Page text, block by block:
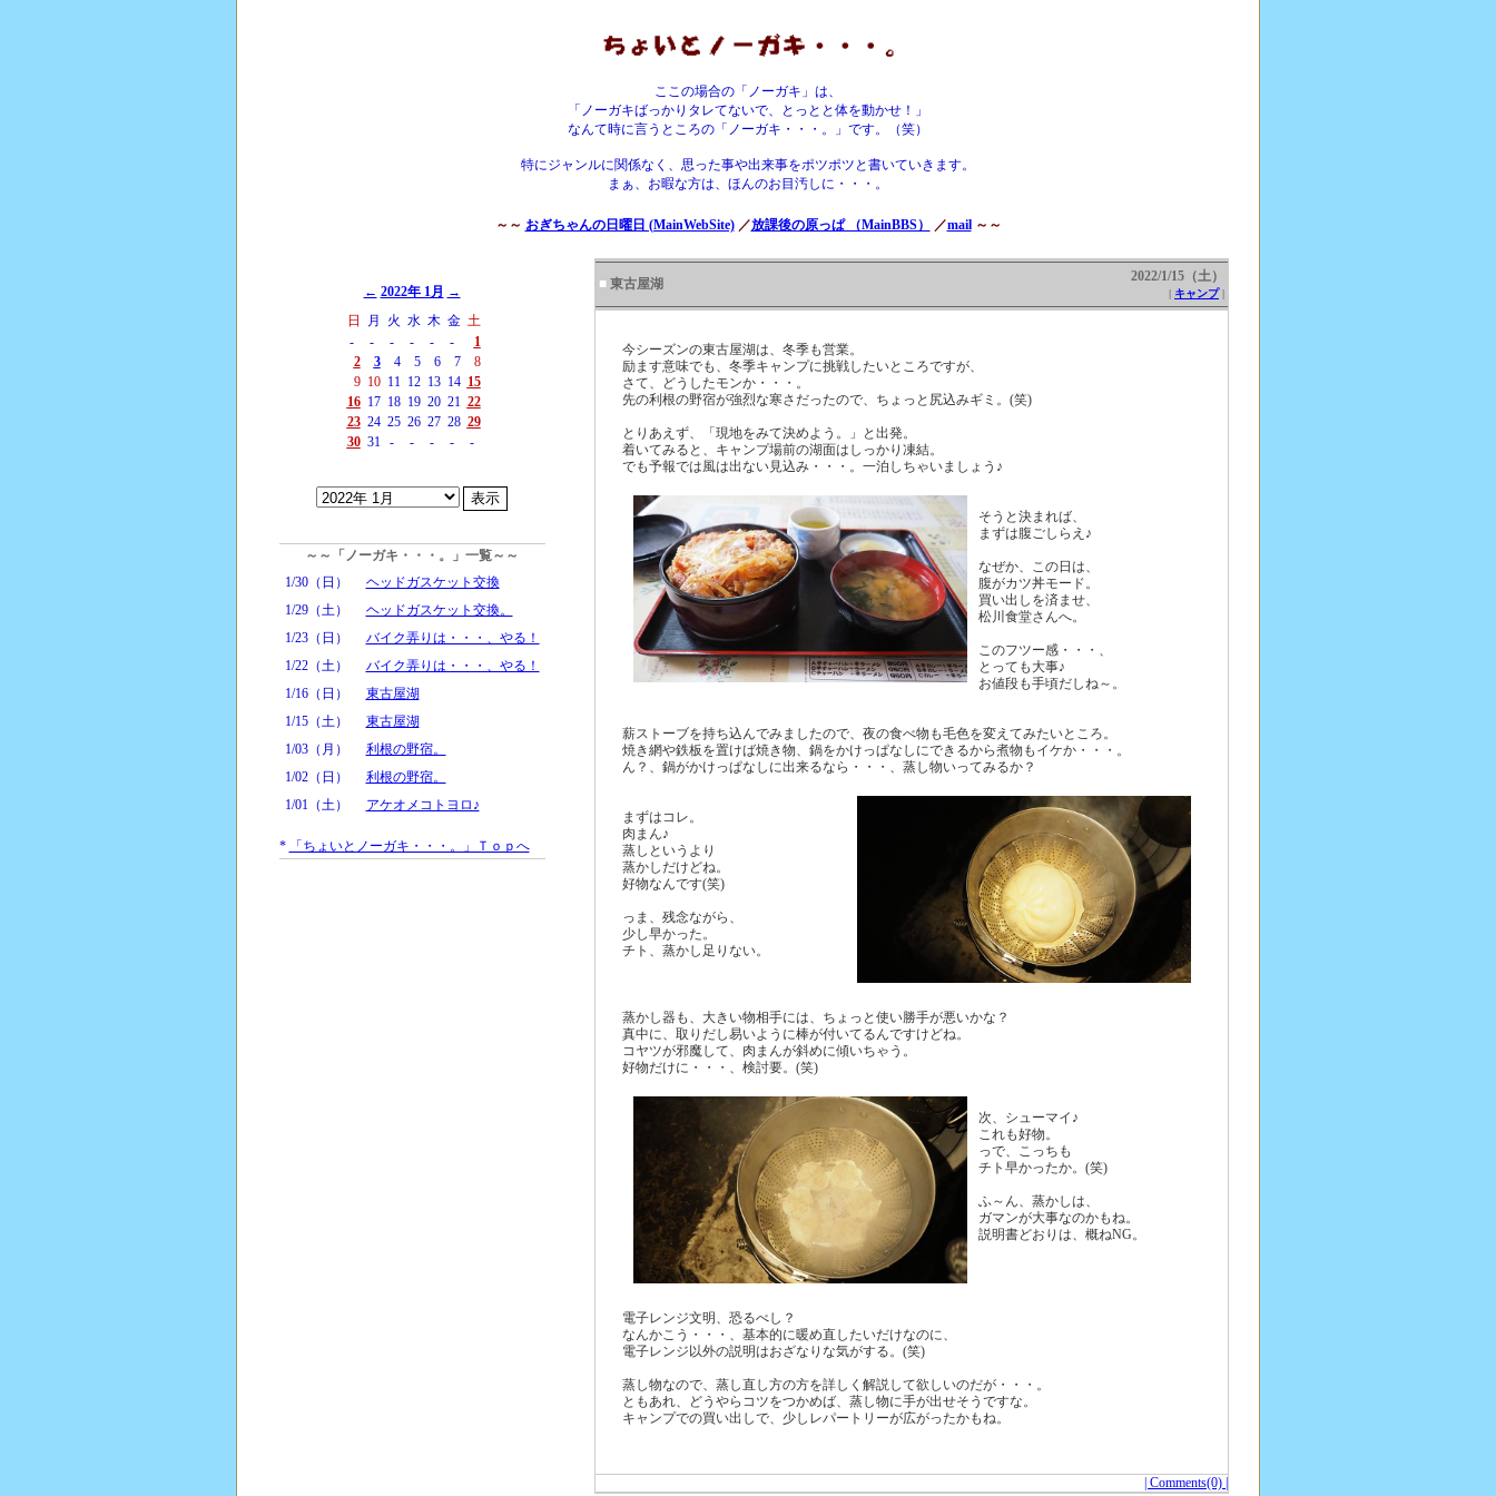
ここの場合の「ノーガキ」は、
「ノーガキばっかりタレてないで、とっとと体を動かせ！」
なんて時に言うところの「ノーガキ・・・。」です。（笑）
特にジャンルに関係なく、思った事や出来事をポツポツと書いていきます。
まぁ、お暇な方は、ほんのお目汚しに・・・。
～～ おぎちゃんの日曜日 (MainWebSite)／放課後の原っぱ （MainBBS） ／mail～～
← 2022年 1月 →
日
月 火 水 木 金 土
-
- - - - -
1
2
3 4 5 6 7
8
9 10 11 12 13 14 15
16 17 18 19 20 21 22
23 24 25 26 27 28 29
30 31 - - - - -
～～「ノーガキ・・・。」一覧～～
1/30（日）
ヘッドガスケット交換
1/29（土）
ヘッドガスケット交換。
1/23（日）
バイク弄りは・・・、やる！
1/22（土）
バイク弄りは・・・、やる！
1/16（日）
東古屋湖
1/15（土）
東古屋湖
1/03（月）
利根の野宿。
1/02（日）
利根の野宿。
1/01（土）
アケオメコトヨロ♪
* 「ちょいとノーガキ・・・。」Ｔｏｐへ
■ 東古屋湖 2022/1/15（土）
| キャンプ|
今シーズンの東古屋湖は、冬季も営業。
励ます意味でも、冬季キャンプに挑戦したいところですが、
さて、どうしたモンか・・・。
先の利根の野宿が強烈な寒さだったので、ちょっと尻込みギミ。(笑)
とりあえず、「現地をみて決めよう。」と出発。
着いてみると、キャンプ場前の湖面はしっかり凍結。
でも予報では風は出ない見込み・・・。一泊しちゃいましょう♪
そうと決まれば、
まずは腹ごしらえ♪
なぜか、この日は、
腹がカツ丼モード。
買い出しを済ませ、
松川食堂さんへ。
このフツー感・・・、
とっても大事♪
お値段も手頃だしね～。
薪ストーブを持ち込んでみましたので、夜の食べ物も毛色を変えてみたいところ。
焼き網や鉄板を置けば焼き物、鍋をかけっぱなしにできるから煮物もイケか・・・。
ん？、鍋がかけっぱなしに出来るなら・・・、蒸し物いってみるか？
まずはコレ。
肉まん♪
蒸しというより
蒸かしだけどね。
好物なんです(笑)
っま、残念ながら、
少し早かった。
チト、蒸かし足りない。
蒸かし器も、大きい物相手には、ちょっと使い勝手が悪いかな？
真中に、取りだし易いように棒が付いてるんですけどね。
コヤツが邪魔して、肉まんが斜めに傾いちゃう。
好物だけに・・・、検討要。(笑)
次、シューマイ♪
これも好物。
っで、こっちも
チト早かったか。(笑)
ふ～ん、蒸かしは、
ガマンが大事なのかもね。
説明書どおりは、概ねNG。
電子レンジ文明、恐るべし？
なんかこう・・・、基本的に暖め直したいだけなのに、
電子レンジ以外の説明はおざなりな気がする。(笑)
蒸し物なので、蒸し直し方の方を詳しく解説して欲しいのだが・・・。
ともあれ、どうやらコツをつかめば、蒸し物に手が出せそうですな。
キャンプでの買い出しで、少しレパートリーが広がったかもね。
| Comments(0) |